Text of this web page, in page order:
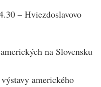
– Hviezdoslavovo
na Slovensku
amerického